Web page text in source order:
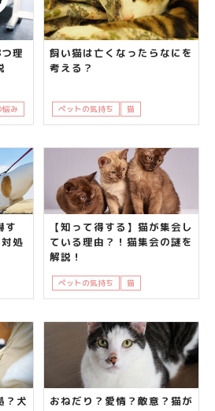
理
悩み
飼い猫は亡くなったらなにを
考える？
ペットの気持ち 猫
す
処
【知って得する】猫が集会し
ている理由？！猫集会の謎を
解説！
ペットの気持ち 猫
？犬
おねだり？愛情？敵意？猫が